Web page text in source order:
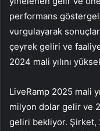
performans
vurgulayarak
çeyrek geliri ve
2024 mali yılını
LiveRamp 2025 mali
milyon dolar gelir ve
geliri bekliyor. Şirket,